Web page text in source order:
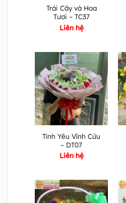
Trái Cây và Hoa
Tươi – TC37
Liên hệ
Tình Yêu Vĩnh Cửu
– DT07
Liên hệ